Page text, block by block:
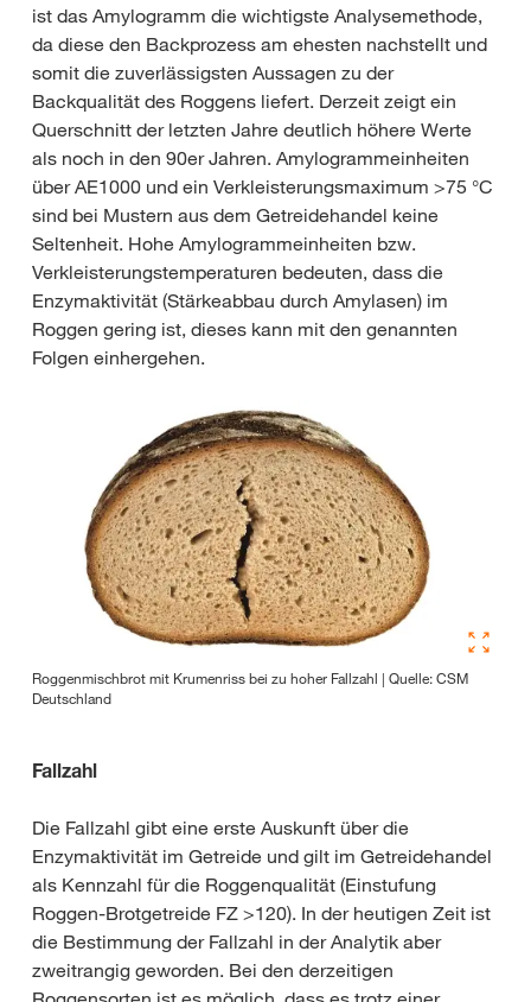
ist das Amylogramm die wichtigste Analysemethode,
da diese den Backprozess am ehesten nachstellt und
somit die zuverlässigsten Aussagen zu der
Backqualität des Roggens liefert. Derzeit zeigt ein
Querschnitt der letzten Jahre deutlich höhere Werte
als noch in den 90er Jahren. Amylogrammeinheiten
über AE1000 und ein Verkleisterungsmaximum >75 °C
sind bei Mustern aus dem Getreidehandel keine
Seltenheit. Hohe Amylogrammeinheiten bzw.
Verkleisterungstemperaturen bedeuten, dass die
Enzymaktivität (Stärkeabbau durch Amylasen) im
Roggen gering ist, dieses kann mit den genannten
Folgen einhergehen.
Roggenmischbrot mit Krumenriss bei zu hoher Fallzahl | Quelle: CSM
Deutschland
Fallzahl
Die Fallzahl gibt eine erste Auskunft über die
Enzymaktivität im Getreide und gilt im Getreidehandel
als Kennzahl für die Roggenqualität (Einstufung
Roggen-Brotgetreide FZ >120). In der heutigen Zeit ist
die Bestimmung der Fallzahl in der Analytik aber
zweitrangig geworden. Bei den derzeitigen